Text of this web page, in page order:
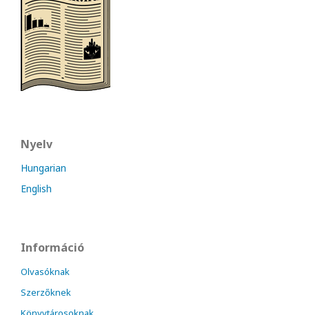
Nyelv
Hungarian
English
Információ
Olvasóknak
Szerzőknek